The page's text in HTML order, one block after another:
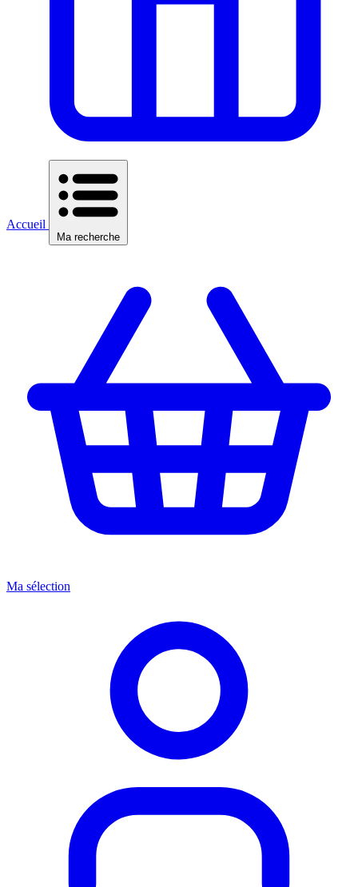
Accueil
Ma recherche
Ma sélection